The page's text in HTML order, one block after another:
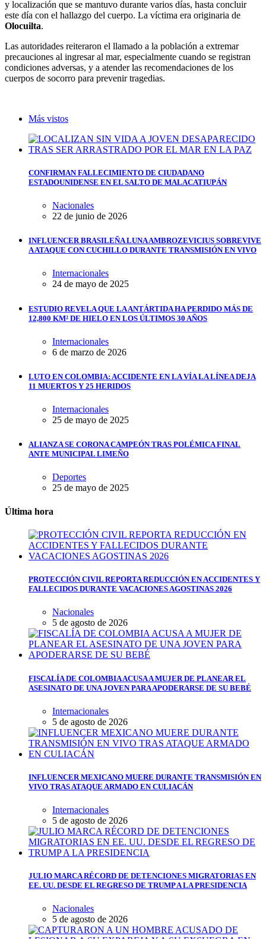
y localización que se mantuvo durante varios días, hasta concluir
este día con el hallazgo del cuerpo. La víctima era originaria de
Olocuilta.
Las autoridades reiteraron el llamado a la población a extremar
precauciones al ingresar al mar, especialmente cuando se registran
condiciones adversas, y a atender las recomendaciones de los
cuerpos de socorro para prevenir tragedias.
Más vistos
CONFIRMAN FALLECIMIENTO DE CIUDADANO
ESTADOUNIDENSE EN EL SALTO DE MALACATIUPÁN
Nacionales
22 de junio de 2026
INFLUENCER BRASILEÑA LUNA AMBROZEVICIUS SOBREVIVE
A ATAQUE CON CUCHILLO DURANTE TRANSMISIÓN EN VIVO
Internacionales
24 de mayo de 2025
ESTUDIO REVELA QUE LA ANTÁRTIDA HA PERDIDO MÁS DE
12,800 KM² DE HIELO EN LOS ÚLTIMOS 30 AÑOS
Internacionales
6 de marzo de 2026
LUTO EN COLOMBIA: ACCIDENTE EN LA VÍA LA LÍNEA DEJA
11 MUERTOS Y 25 HERIDOS
Internacionales
25 de mayo de 2025
ALIANZA SE CORONA CAMPEÓN TRAS POLÉMICA FINAL
ANTE MUNICIPAL LIMEÑO
Deportes
25 de mayo de 2025
Última hora
PROTECCIÓN CIVIL REPORTA REDUCCIÓN EN ACCIDENTES Y
FALLECIDOS DURANTE VACACIONES AGOSTINAS 2026
Nacionales
5 de agosto de 2026
FISCALÍA DE COLOMBIA ACUSA A MUJER DE PLANEAR EL
ASESINATO DE UNA JOVEN PARA APODERARSE DE SU BEBÉ
Internacionales
5 de agosto de 2026
INFLUENCER MEXICANO MUERE DURANTE TRANSMISIÓN EN
VIVO TRAS ATAQUE ARMADO EN CULIACÁN
Internacionales
5 de agosto de 2026
JULIO MARCA RÉCORD DE DETENCIONES MIGRATORIAS EN
EE. UU. DESDE EL REGRESO DE TRUMP A LA PRESIDENCIA
Nacionales
5 de agosto de 2026